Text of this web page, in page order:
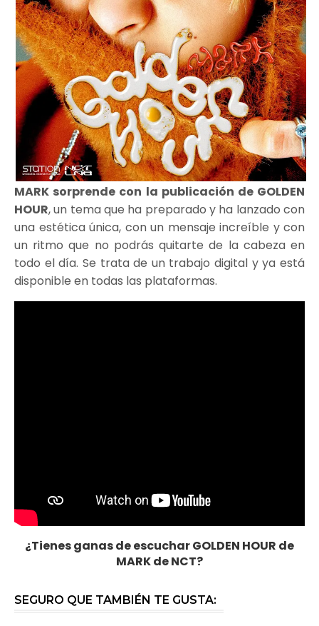
MARK sorprende con la publicación de GOLDEN
HOUR, un tema que ha preparado y ha lanzado con
una estética única, con un mensaje increíble y con
un ritmo que no podrás quitarte de la cabeza en
todo el día. Se trata de un trabajo digital y ya está
disponible en todas las plataformas.
¿Tienes ganas de escuchar GOLDEN HOUR de
MARK de NCT?
SEGURO QUE TAMBIÉN TE GUSTA: